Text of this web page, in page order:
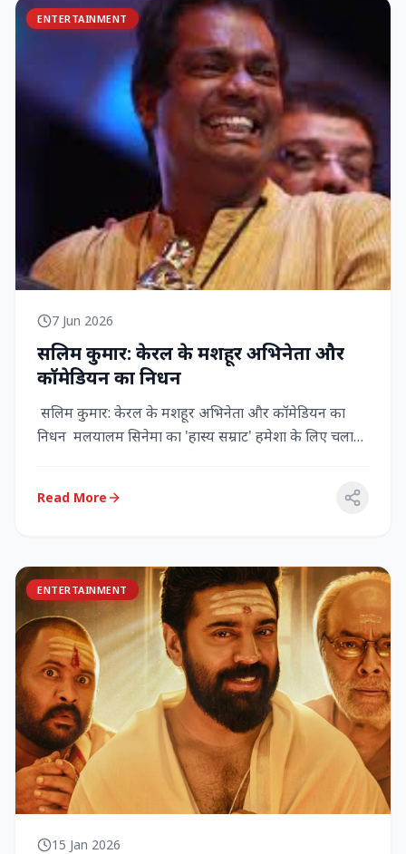
ENTERTAINMENT
7 Jun 2026
सलिम कुमार: केरल के मशहूर अभिनेता और
कॉमेडियन का निधन
सलिम कुमार: केरल के मशहूर अभिनेता और कॉमेडियन का
निधन मलयालम सिनेमा का 'हास्य सम्राट' हमेशा के लिए चला
Read More
ENTERTAINMENT
15 Jan 2026